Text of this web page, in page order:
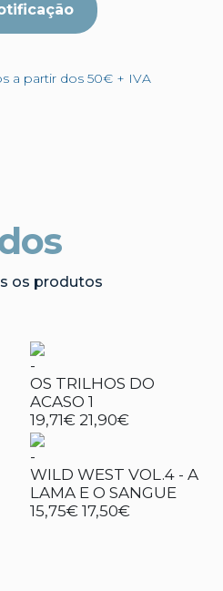
a partir dos 50€ + IVA
os produtos
-
OS TRILHOS DO
ACASO 1
19,71€ 21,90€
-
WILD WEST VOL.4 - A
LAMA E O SANGUE
15,75€ 17,50€